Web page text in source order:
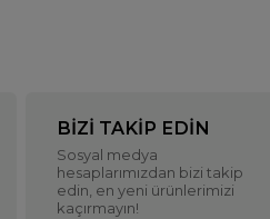
BIZI TAKIP EDIN
Sosyal medya
hesaplarımızdan bizi takip
edin, en yeni ürünlerimizi
kaçırmayın!